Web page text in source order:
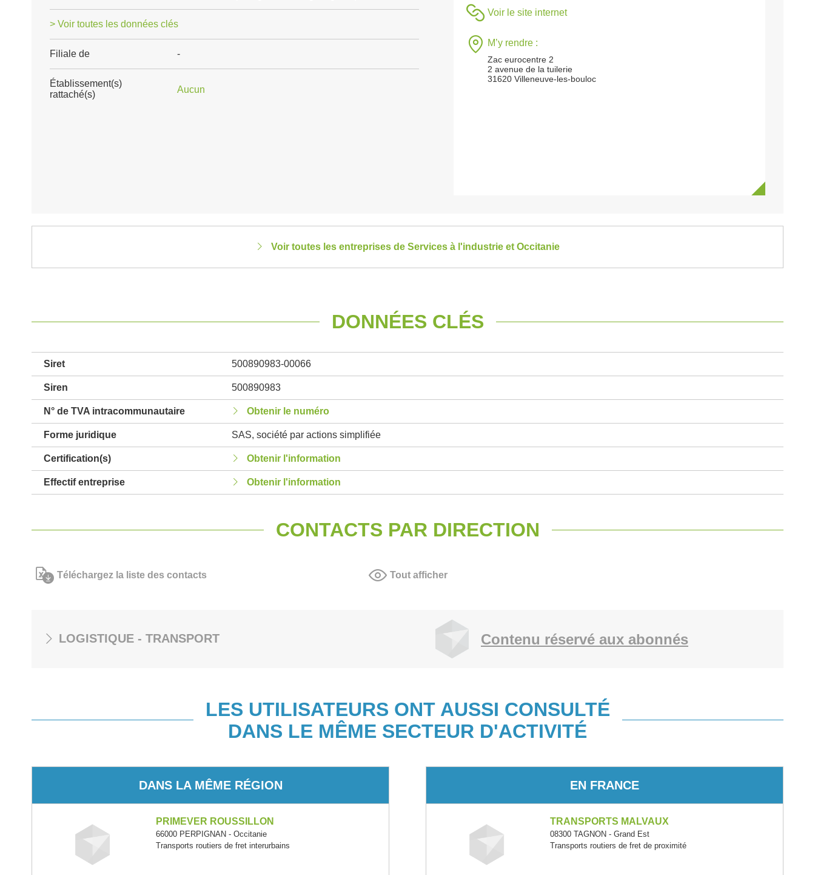
> Voir toutes les données clés
Filiale de -
Établissement(s)
rattaché(s)
Aucun
Voir le site internet
M’y rendre :
Zac eurocentre 2
2 avenue de la tuilerie
31620 Villeneuve-les-bouloc
Voir toutes les entreprises de Services à l'industrie et Occitanie
DONNÉES CLÉS
Siret 500890983-00066
Siren 500890983
N° de TVA intracommunautaire Obtenir le numéro
Forme juridique SAS, société par actions simplifiée
Certification(s) Obtenir l'information
Effectif entreprise Obtenir l'information
CONTACTS PAR DIRECTION
Téléchargez la liste des contacts Tout afficher
LOGISTIQUE - TRANSPORT Contenu réservé aux abonnés
LES UTILISATEURS ONT AUSSI CONSULTÉ
DANS LE MÊME SECTEUR D'ACTIVITÉ
DANS LA MÊME RÉGION
PRIMEVER ROUSSILLON
66000 PERPIGNAN - Occitanie
Transports routiers de fret interurbains
EN FRANCE
TRANSPORTS MALVAUX
08300 TAGNON - Grand Est
Transports routiers de fret de proximité